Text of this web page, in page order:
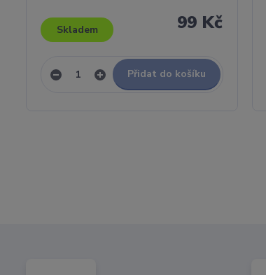
99 Kč
Skladem
Přidat do košíku